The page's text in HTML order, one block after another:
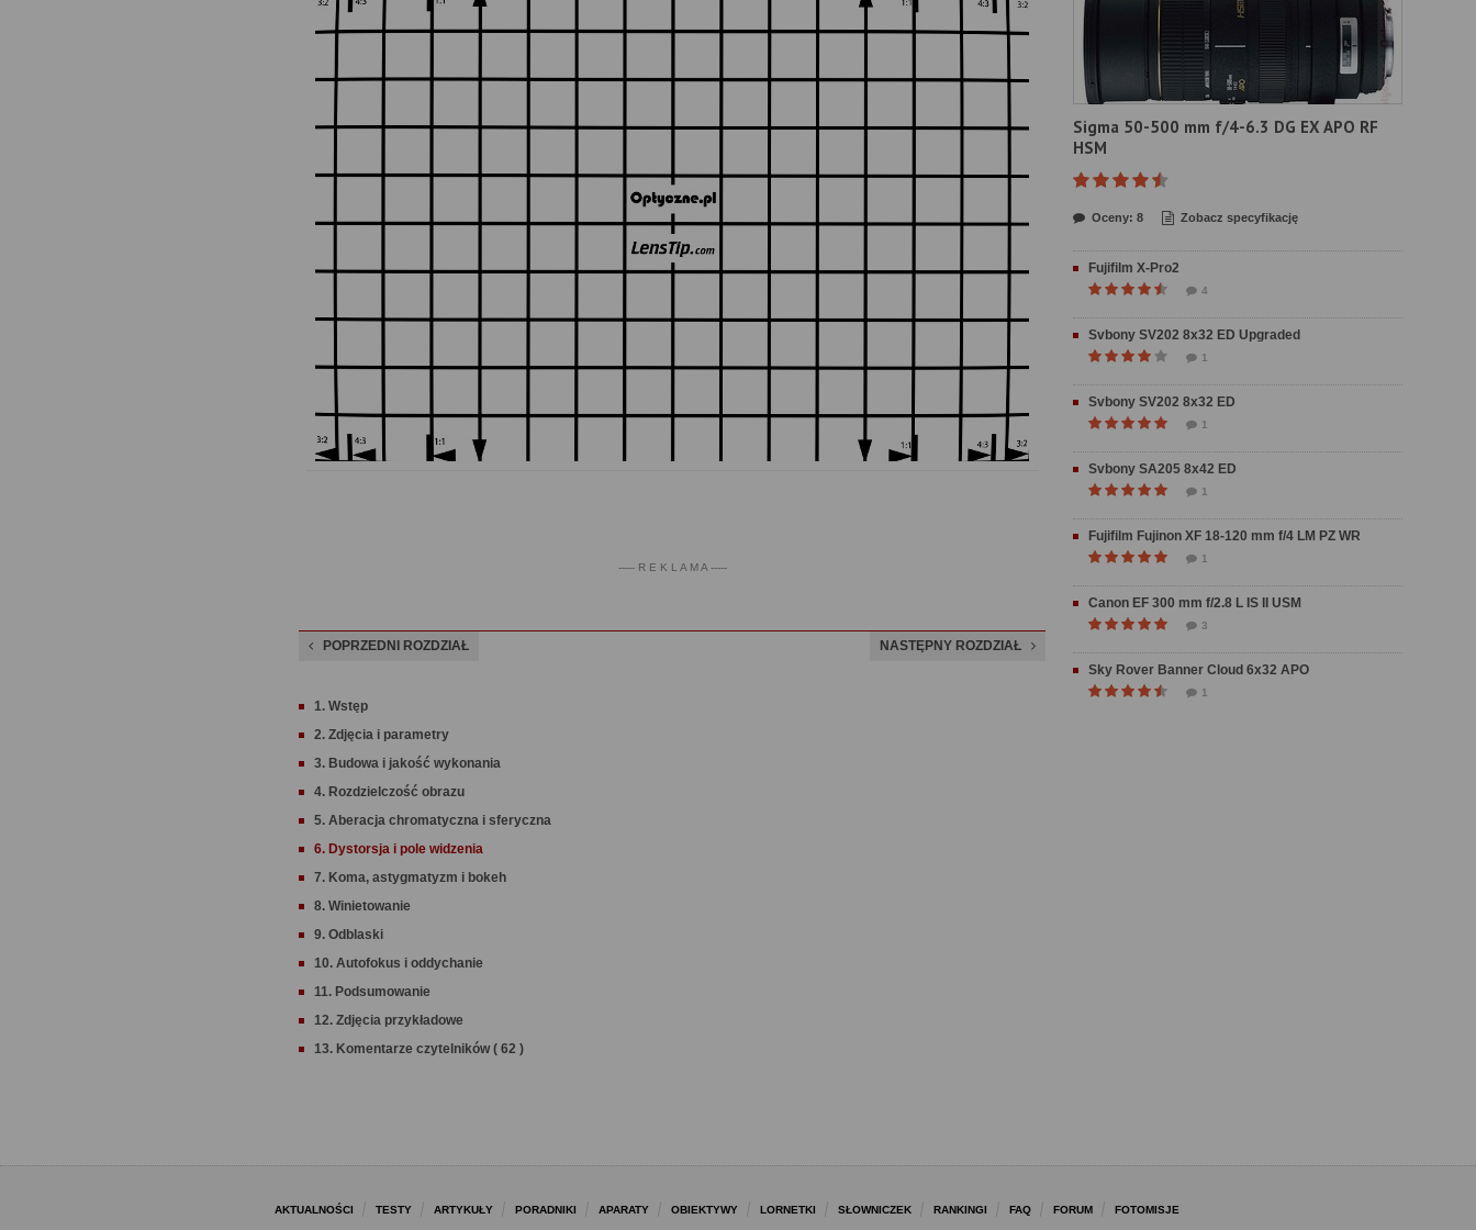
----- R E K L A M A -----
POPRZEDNI ROZDZIAŁ NASTĘPNY ROZDZIAŁ
1. Wstęp
2. Zdjęcia i parametry
3. Budowa i jakość wykonania
4. Rozdzielczość obrazu
5. Aberacja chromatyczna i sferyczna
6. Dystorsja i pole widzenia
7. Koma, astygmatyzm i bokeh
8. Winietowanie
9. Odblaski
10. Autofokus i oddychanie
11. Podsumowanie
12. Zdjęcia przykładowe
13. Komentarze czytelników ( 62 )
Sigma 50-500 mm f/4-6.3 DG EX APO RF
HSM
Oceny: 8 Zobacz specyfikację
Fujifilm X-Pro2
4
Svbony SV202 8x32 ED Upgraded
1
Svbony SV202 8x32 ED
1
Svbony SA205 8x42 ED
1
Fujifilm Fujinon XF 18-120 mm f/4 LM PZ WR
1
Canon EF 300 mm f/2.8 L IS II USM
3
Sky Rover Banner Cloud 6x32 APO
1
AKTUALNOŚCI TESTY ARTYKUŁY PORADNIKI APARATY OBIEKTYWY LORNETKI SŁOWNICZEK RANKINGI FAQ FORUM FOTOMISJE